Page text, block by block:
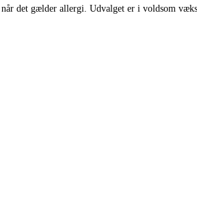
, når det gælder allergi. Udvalget er i voldsom